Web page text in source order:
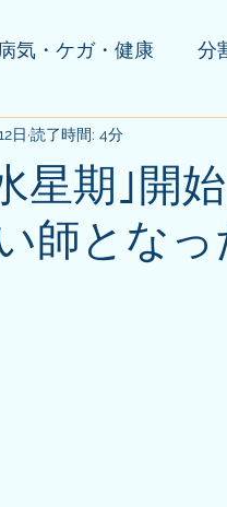
気・ケガ・健康 分
その他(告知等)
星期｣開
師とな
日 読了時間: 4分